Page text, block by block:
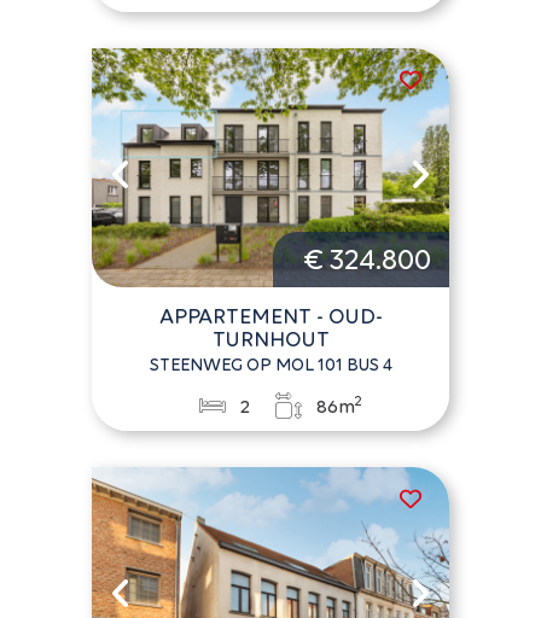
€ 324.800
APPARTEMENT - OUD-
TURNHOUT
STEENWEG OP MOL 101 BUS 4
2 86m2